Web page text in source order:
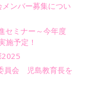
ンバー募集につい
セミナー～今年度
施予定！
2025
員会 児島教育長を